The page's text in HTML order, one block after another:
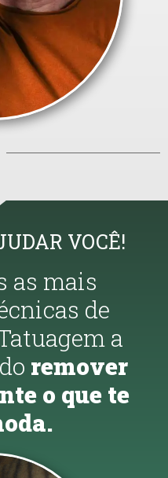
VOCÊ!
as mais
de
a
remover
o que te